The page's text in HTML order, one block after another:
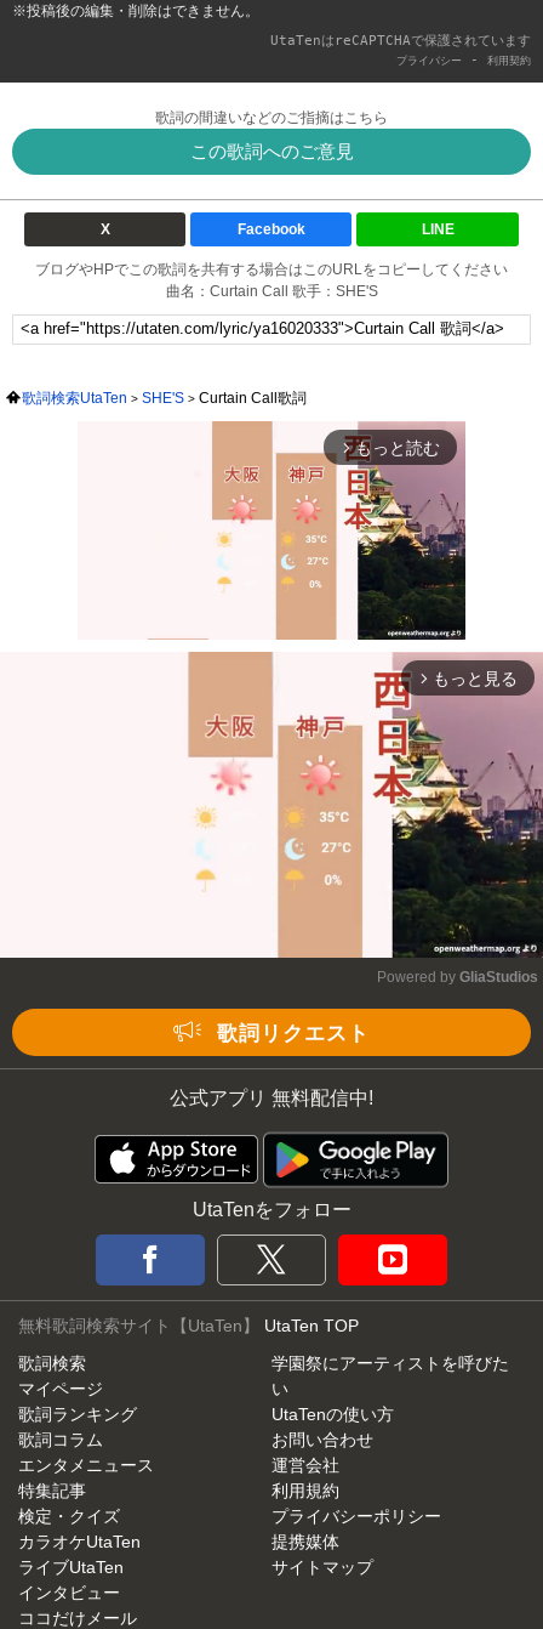
※投稿後の編集・削除はできません。
UtaTenはreCAPTCHAで保護されています
プライバシー - 利用契約
歌詞の間違いなどのご指摘はこちら
この歌詞へのご意見
X Facebook LINE
ブログやHPでこの歌詞を共有する場合はこのURLをコピーしてください
曲名：Curtain Call 歌手：SHE'S
歌詞検索UtaTen SHE'S Curtain Call歌詞
arrow_forward_ios もっと読む
Mute
arrow_forward_ios もっと見る
Powered by GliaStudios
歌詞リクエスト
公式アプリ 無料配信中!
UtaTenをフォロー
無料歌詞検索サイト【UtaTen】 UtaTen TOP
歌詞検索
マイページ
歌詞ランキング
歌詞コラム
エンタメニュース
特集記事
検定・クイズ
カラオケUtaTen
ライブUtaTen
インタビュー
ココだけメール
学園祭にアーティストを呼びた
い
UtaTenの使い方
お問い合わせ
運営会社
利用規約
プライバシーポリシー
提携媒体
サイトマップ